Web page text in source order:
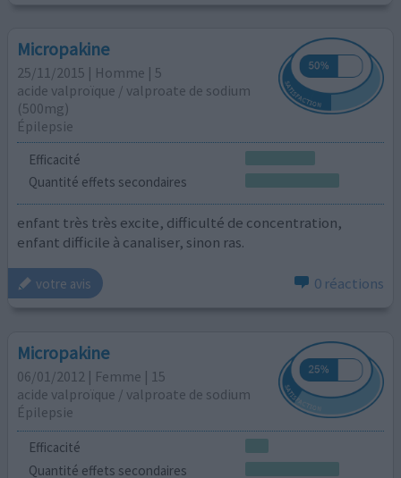
Micropakine
25/11/2015 | Homme | 5
acide valproïque / valproate de sodium
(500mg)
Épilepsie
Efficacité
Quantité effets secondaires
enfant très très excite, difficulté de concentration,
enfant difficile à canaliser, sinon ras.
votre avis 0 réactions
Micropakine
06/01/2012 | Femme | 15
acide valproïque / valproate de sodium
Épilepsie
Efficacité
Quantité effets secondaires